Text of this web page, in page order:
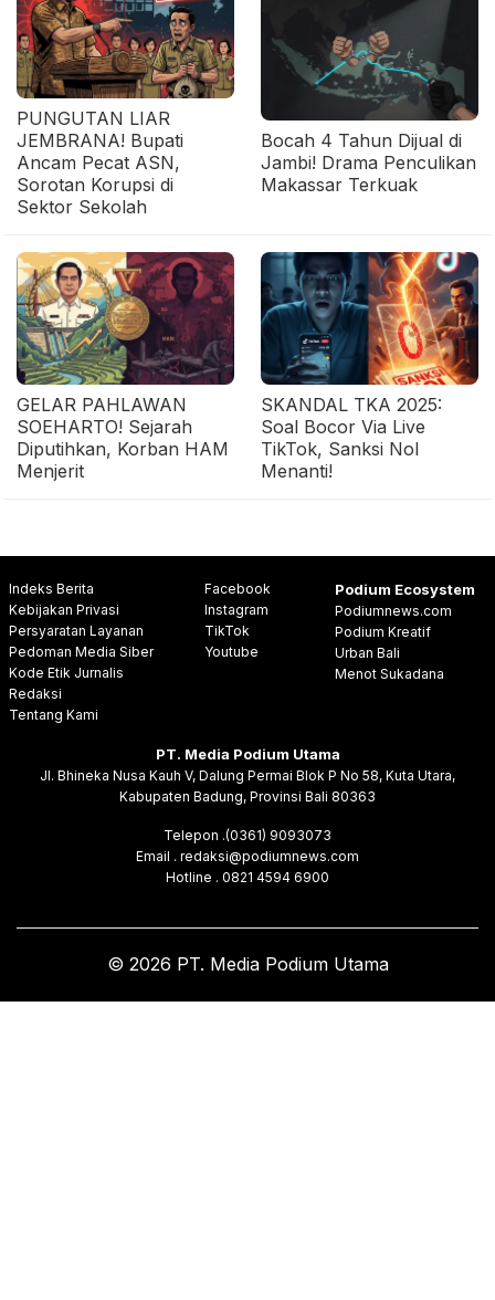
PUNGUTAN LIAR
JEMBRANA! Bupati
Ancam Pecat ASN,
Sorotan Korupsi di
Sektor Sekolah
Bocah 4 Tahun Dijual di
Jambi! Drama Penculikan
Makassar Terkuak
GELAR PAHLAWAN
SOEHARTO! Sejarah
Diputihkan, Korban HAM
Menjerit
SKANDAL TKA 2025:
Soal Bocor Via Live
TikTok, Sanksi Nol
Menanti!
Indeks Berita
Kebijakan Privasi
Persyaratan Layanan
Pedoman Media Siber
Kode Etik Jurnalis
Redaksi
Tentang Kami
Facebook
Instagram
TikTok
Youtube
Podium Ecosystem
Podiumnews.com
Podium Kreatif
Urban Bali
Menot Sukadana
PT. Media Podium Utama
Jl. Bhineka Nusa Kauh V, Dalung Permai Blok P No 58, Kuta Utara,
Kabupaten Badung, Provinsi Bali 80363
Telepon .(0361) 9093073
Email . redaksi@podiumnews.com
Hotline . 0821 4594 6900
© 2026 PT. Media Podium Utama